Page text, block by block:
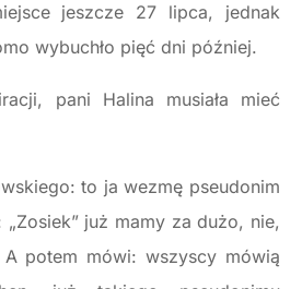
jeszcze 27 lipca, jednak
wybuchło pięć dni później.
pani Halina musiała mieć
to ja wezmę pseudonim
„Zosiek” już mamy za dużo, nie,
potem mówi: wszyscy mówią